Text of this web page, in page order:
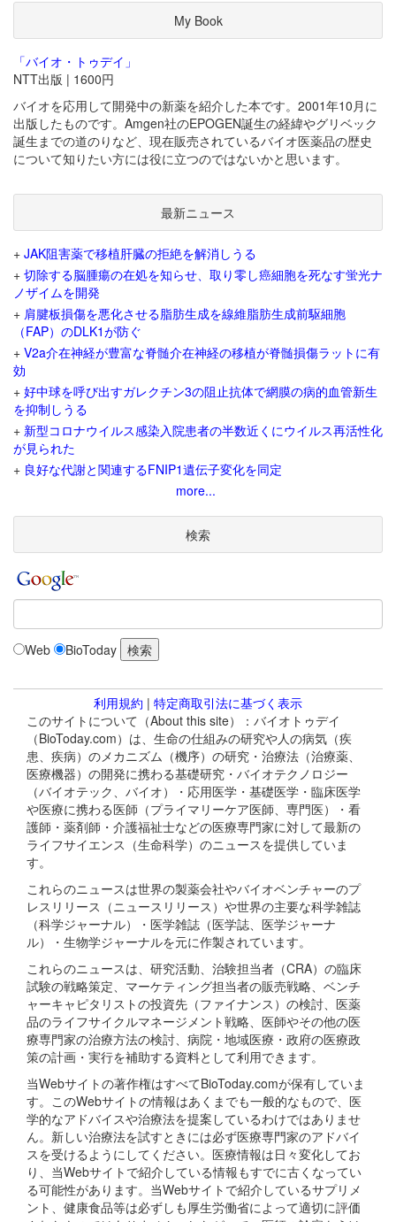
My Book
「バイオ・トゥデイ」
NTT出版 | 1600円
バイオを応用して開発中の新薬を紹介した本です。2001年10月に
出版したものです。Amgen社のEPOGEN誕生の経緯やグリベック
誕生までの道のりなど、現在販売されているバイオ医薬品の歴史
について知りたい方には役に立つのではないかと思います。
最新ニュース
+ JAK阻害薬で移植肝臓の拒絶を解消しうる
+ 切除する脳腫瘍の在処を知らせ、取り零し癌細胞を死なす蛍光ナ
ノザイムを開発
+ 肩腱板損傷を悪化させる脂肪生成を線維脂肪生成前駆細胞
（FAP）のDLK1が防ぐ
+ V2a介在神経が豊富な脊髄介在神経の移植が脊髄損傷ラットに有
効
+ 好中球を呼び出すガレクチン3の阻止抗体で網膜の病的血管新生
を抑制しうる
+ 新型コロナウイルス感染入院患者の半数近くにウイルス再活性化
が見られた
+ 良好な代謝と関連するFNIP1遺伝子変化を同定
more...
検索
Web BioToday
利用規約 | 特定商取引法に基づく表示
このサイトについて（About this site）：バイオトゥデイ
（BioToday.com）は、生命の仕組みの研究や人の病気（疾
患、疾病）のメカニズム（機序）の研究・治療法（治療薬、
医療機器）の開発に携わる基礎研究・バイオテクノロジー
（バイオテック、バイオ）・応用医学・基礎医学・臨床医学
や医療に携わる医師（プライマリーケア医師、専門医）・看
護師・薬剤師・介護福祉士などの医療専門家に対して最新の
ライフサイエンス（生命科学）のニュースを提供していま
す。
これらのニュースは世界の製薬会社やバイオベンチャーのプ
レスリリース（ニュースリリース）や世界の主要な科学雑誌
（科学ジャーナル）・医学雑誌（医学誌、医学ジャーナ
ル）・生物学ジャーナルを元に作製されています。
これらのニュースは、研究活動、治験担当者（CRA）の臨床
試験の戦略策定、マーケティング担当者の販売戦略、ベンチ
ャーキャピタリストの投資先（ファイナンス）の検討、医薬
品のライフサイクルマネージメント戦略、医師やその他の医
療専門家の治療方法の検討、病院・地域医療・政府の医療政
策の計画・実行を補助する資料として利用できます。
当Webサイトの著作権はすべてBioToday.comが保有していま
す。このWebサイトの情報はあくまでも一般的なもので、医
学的なアドバイスや治療法を提案しているわけではありませ
ん。新しい治療法を試すときには必ず医療専門家のアドバイ
スを受けるようにしてください。医療情報は日々変化してお
り、当Webサイトで紹介している情報もすでに古くなってい
る可能性があります。当Webサイトで紹介しているサプリメ
ント、健康食品等は必ずしも厚生労働省によって適切に評価